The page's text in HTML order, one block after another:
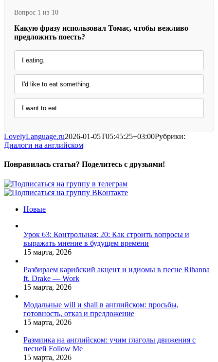
Вопрос 1 из 10
Какую фразу использовал Томас, чтобы вежливо
предложить поесть?
I eating.
I'd like to eat something.
I want to eat.
LovelyLanguage.ru2026-01-05T05:45:25+03:00Рубрики:
Диалоги на английском|
Понравилась статья? Поделитесь с друзьями!
Facebook
X
Pinterest
Vk
Новые
Урок 63: Контрольная: 20: Как строить вопросы и
выражать мнение в будущем времени
15 марта, 2026
Разбираем карибский акцент и идиомы в песне Rihanna
ft. Drake — Work
15 марта, 2026
Модальные will и shall в английском: просьбы,
готовность, отказ и предложение
15 марта, 2026
Разминка на английском: учим глаголы движения с
песней Follow Me
15 марта, 2026